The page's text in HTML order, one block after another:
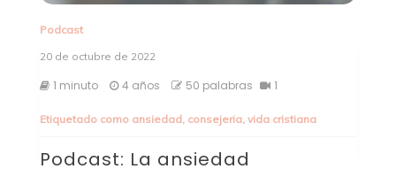
Podcast
20 de octubre de 2022
1 minuto 4 años 50 palabras 1
Etiquetado como ansiedad, consejeria, vida cristiana
Podcast: La ansiedad